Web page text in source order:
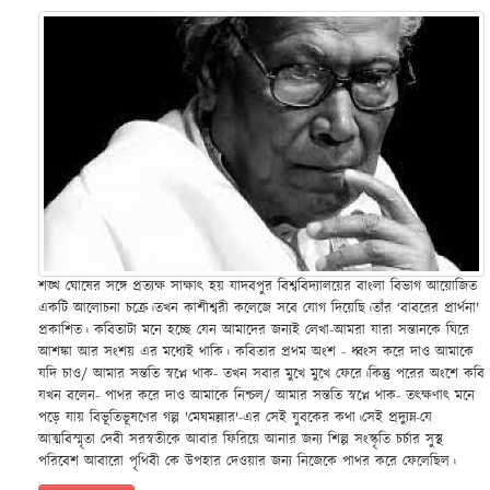
শঙ্খ ঘোষের সঙ্গে প্রত্যক্ষ সাক্ষাৎ হয় যাদবপুর বিশ্ববিদ্যালয়ের বাংলা বিভাগ আয়োজিত
একটি আলোচনা চক্রে।তখন কাশীশ্বরী কলেজে সবে যোগ দিয়েছি।তাঁর ‘বাবরের প্রার্থনা'
প্রকাশিত। কবিতাটা মনে হচ্ছে যেন আমাদের জন্যই লেখা-আমরা যারা সন্তানকে ঘিরে
আশঙ্কা আর সংশয় এর মধ্যেই থাকি। কবিতার প্রথম অংশ - ধ্বংস করে দাও আমাকে
যদি চাও/ আমার সন্ততি স্বপ্নে থাক- তখন সবার মুখে মুখে ফেরে।কিন্তু পরের অংশে কবি
যখন বলেন- পাথর করে দাও আমাকে নিশ্চল/ আমার সন্ততি স্বপ্নে থাক- তৎক্ষণাৎ মনে
পড়ে যায় বিভূতিভূষণের গল্প 'মেঘমল্লার'-এর সেই যুবকের কথা।সেই প্রদ্যুম্ন-যে
আত্মবিস্মৃতা দেবী সরস্বতীকে আবার ফিরিয়ে আনার জন্য শিল্প সংস্কৃতি চর্চার সুস্থ
পরিবেশ আবারো পৃথিবী কে উপহার দেওয়ার জন্য নিজেকে পাথর করে ফেলেছিল।